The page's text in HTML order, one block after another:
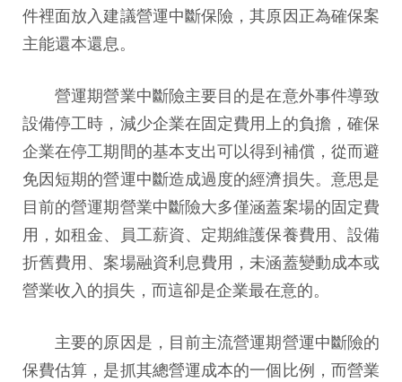
件裡面放入建議營運中斷保險，其原因正為確保案
主能還本還息。
營運期營業中斷險主要目的是在意外事件導致
設備停工時，減少企業在固定費用上的負擔，確保
企業在停工期間的基本支出可以得到補償，從而避
免因短期的營運中斷造成過度的經濟損失。意思是
目前的營運期營業中斷險大多僅涵蓋案場的固定費
用，如租金、員工薪資、定期維護保養費用、設備
折舊費用、案場融資利息費用，未涵蓋變動成本或
營業收入的損失，而這卻是企業最在意的。
主要的原因是，目前主流營運期營運中斷險的
保費估算，是抓其總營運成本的一個比例，而營業